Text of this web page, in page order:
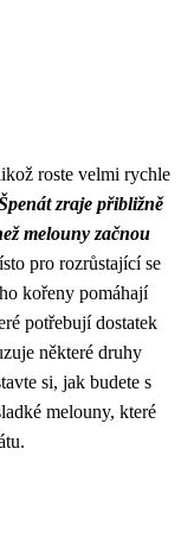
roste velmi rychle
zraje přibližně
melouny začnou
pro rozrůstající se
kořeny pomáhají
potřebují dostatek
některé druhy
si, jak budete s
melouny, které